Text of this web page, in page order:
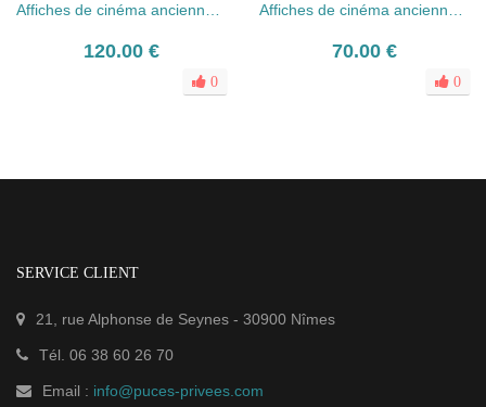
Affiches de cinéma anciennes (années 30 - 80)
120.00 €
0
Affiches de cinéma anciennes (années 30 - 80)
70.00 €
0
SERVICE CLIENT
21, rue Alphonse de Seynes - 30900 Nîmes
Tél. 06 38 60 26 70
Email : info@puces-privees.com